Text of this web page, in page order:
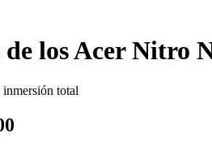
losAcer Nitro
total